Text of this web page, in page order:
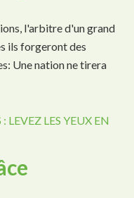
l'arbitre d'un grand
ils forgeront des
Une nation ne tirera
LES YEUX EN